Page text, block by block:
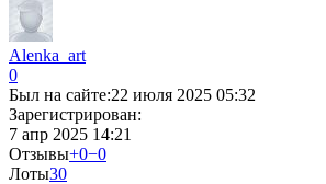
Alenka_art
0
Был на сайте:22 июля 2025 05:32
Зарегистрирован:
7 апр 2025 14:21
Отзывы+0−0
Лоты30